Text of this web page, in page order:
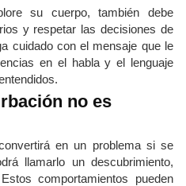
su cuerpo, también debe
y respetar las decisiones de
cuidado con el mensaje que le
en el habla y el lenguaje
no es
en un problema si se
llamarlo un descubrimiento,
comportamientos pueden